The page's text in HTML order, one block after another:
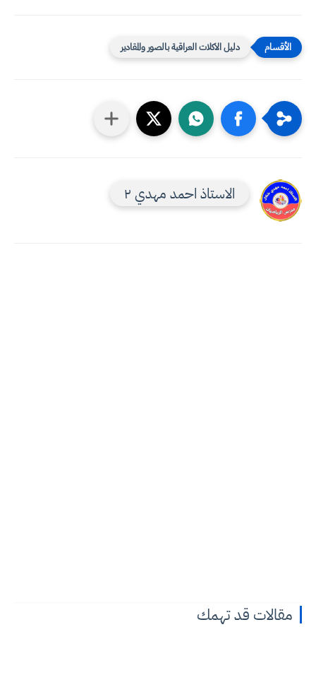
دليل الاكلات العراقية بالصور والمقادير
الاستاذ احمد مهدي ٢
مقالات قد تهمك